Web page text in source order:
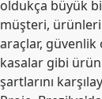
oldukça büyük
müşteri,
araçlar, güvenlik
kasalar gibi
şartlarını